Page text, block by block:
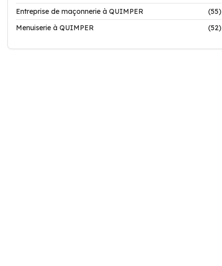
Entreprise de maçonnerie à QUIMPER
(55)
Menuiserie à QUIMPER
(52)